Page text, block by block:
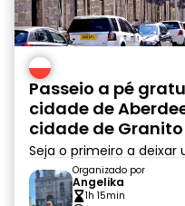
Passeio a pé
cidade de
cidade de Granito
Seja o primeiro a deixar
Organizado por
Angelika
1h 15min